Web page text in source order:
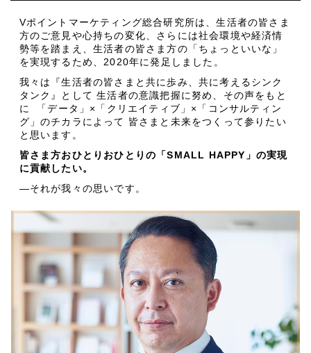
Vポイントマーケティング総合研究所は、生活者の皆さま
方のご意見や心持ちの変化、さらには社会環境や経済情
勢等を踏まえ、生活者の皆さま方の「ちょっといいな」
を実現するため、2020年に発足しました。
我々は『生活者の皆さまと共に歩み、共に考えるシンク
タンク』として 生活者の意識把握に努め、その声をもと
に 「データ」×「クリエイティブ」×「コンサルティン
グ」のチカラによって 皆さまと未来をつくって参りたい
と思います。
皆さま方おひとりおひとりの「SMALL HAPPY」の実現
に貢献したい。
―それが我々の思いです。